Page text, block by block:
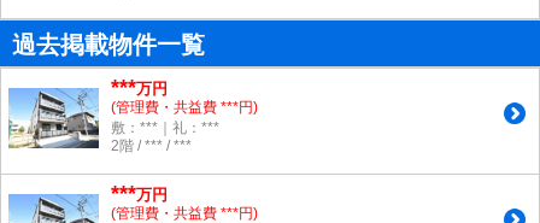
過去掲載物件一覧
***万円
(管理費・共益費 ***円)
敷：***｜礼：***
2階 / *** / ***
***万円
(管理費・共益費 ***円)